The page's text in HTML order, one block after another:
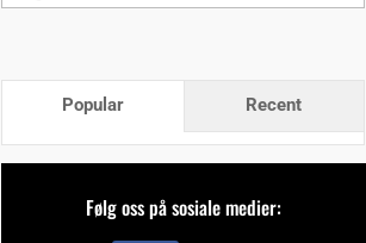
Popular Recent
Følg oss på sosiale medier: